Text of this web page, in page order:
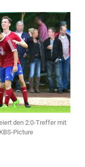
den 2:0-Treffer mit
Picture